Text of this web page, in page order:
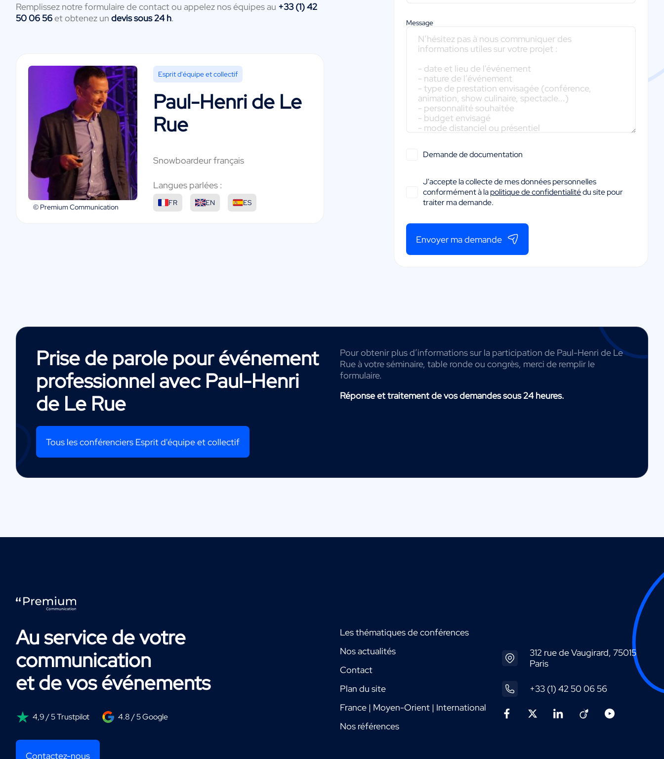
Remplissez notre formulaire de contact ou appelez nos équipes au +33 (1) 42
50 06 56et obtenez un devis sous 24 h.
© Premium Communication
Esprit d'équipe et collectif
Paul-Henri de Le
Rue
Snowboardeur français
Langues parlées :
FR EN ES
Message
Demande de documentation
J'accepte la collecte de mes données personnelles
conformément à lapolitique de confidentialitédu site pour
traiter ma demande.
Envoyer ma demande
Prise de parole pour événement
professionnel avec Paul-Henri
de Le Rue
Tous les conférenciers Esprit d'équipe et collectif
Pour obtenir plus d’informations sur la participation de Paul-Henri de Le
Rue à votre séminaire, table ronde ou congrès, merci de remplir le
formulaire.
Réponse et traitement de vos demandes sous 24 heures.
Au service de votre
communication
et de vos événements
4,9 / 5 Trustpilot 4.8 / 5 Google
Contactez-nous
Les thématiques de conférences
Nos actualités
Contact
Plan du site
France | Moyen-Orient | International
Nos références
312 rue de Vaugirard, 75015
Paris
+33 (1) 42 50 06 56